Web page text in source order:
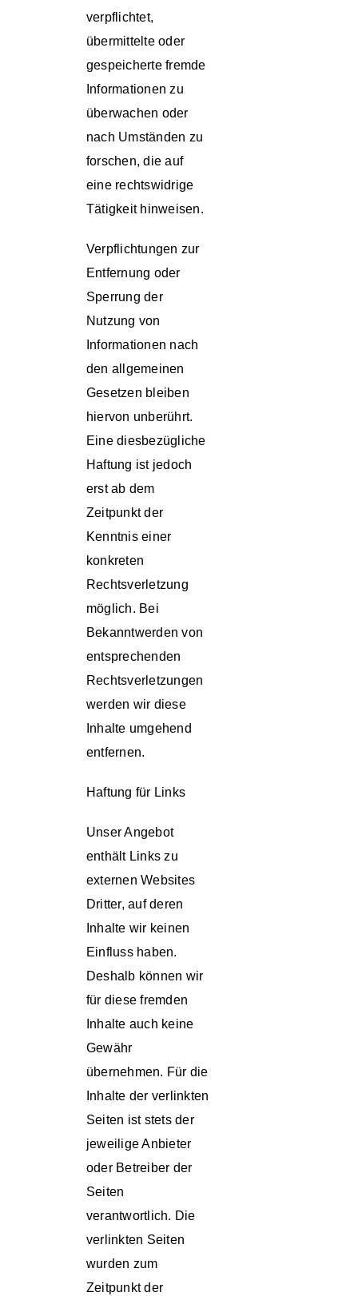
verpflichtet,
übermittelte oder
gespeicherte fremde
Informationen zu
überwachen oder
nach Umständen zu
forschen, die auf
eine rechtswidrige
Tätigkeit hinweisen.
Verpflichtungen zur
Entfernung oder
Sperrung der
Nutzung von
Informationen nach
den allgemeinen
Gesetzen bleiben
hiervon unberührt.
Eine diesbezügliche
Haftung ist jedoch
erst ab dem
Zeitpunkt der
Kenntnis einer
konkreten
Rechtsverletzung
möglich. Bei
Bekanntwerden von
entsprechenden
Rechtsverletzungen
werden wir diese
Inhalte umgehend
entfernen.
Haftung für Links
Unser Angebot
enthält Links zu
externen Websites
Dritter, auf deren
Inhalte wir keinen
Einfluss haben.
Deshalb können wir
für diese fremden
Inhalte auch keine
Gewähr
übernehmen. Für die
Inhalte der verlinkten
Seiten ist stets der
jeweilige Anbieter
oder Betreiber der
Seiten
verantwortlich. Die
verlinkten Seiten
wurden zum
Zeitpunkt der